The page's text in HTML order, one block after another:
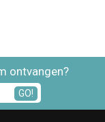
ontvangen?
GO!